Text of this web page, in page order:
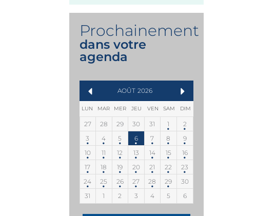
Prochainement
dans votre
agenda
AOÛT 2026
LUN MAR MER JEU VEN SAM DIM
27 28 29 30 31 1
2
3
4 5 6 7 8
9
10
11 12 13 14 15
16
17
18 19 20 21 22
23
24
25 26 27 28 29
30
31
1 2 3 4 5 6